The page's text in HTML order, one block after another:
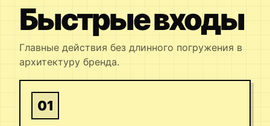
Быстрые входы
Главные действия без длинного погружения в
архитектуру бренда.
01